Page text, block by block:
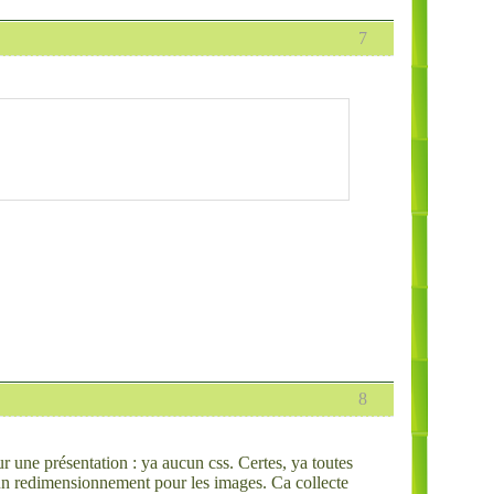
7
8
une présentation : ya aucun css. Certes, ya toutes
redimensionnement pour les images. Ca collecte